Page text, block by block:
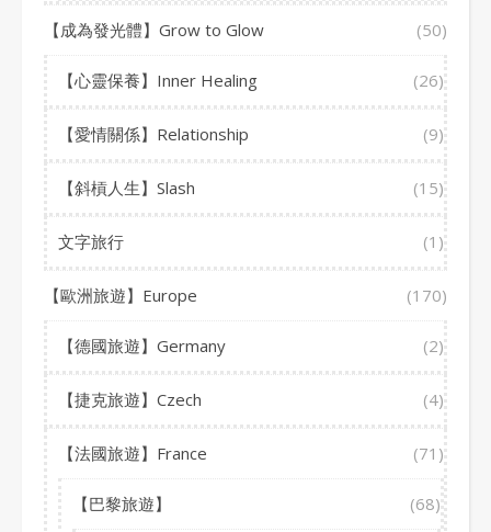
【成為發光體】Grow to Glow (50)
【心靈保養】Inner Healing (26)
【愛情關係】Relationship (9)
【斜槓人生】Slash (15)
文字旅行 (1)
【歐洲旅遊】Europe (170)
【德國旅遊】Germany (2)
【捷克旅遊】Czech (4)
【法國旅遊】France (71)
【巴黎旅遊】 (68)